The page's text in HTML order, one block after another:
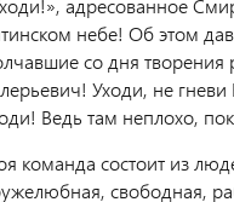
небе! Об этом
со дня творения
Уходи, не гневи
Ведь там неплохо,
команда состоит из
свободная,